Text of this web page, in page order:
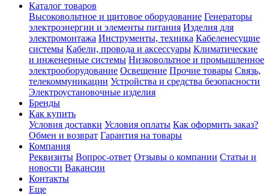
Каталог товаров
Высоковольтное и щитовое оборудование Генераторы
электроэнергии и элементы питания Изделия для
электромонтажа Инструменты, техника Кабеленесущие
системы Кабели, провода и аксессуары Климатические
и инженерные системы Низковольтное и промышленное
электрооборудование Освещение Прочие товары Связь,
телекоммуникации Устройства и средства безопасности
Электроустановочные изделия
Бренды
Как купить
Условия доставки Условия оплаты Как оформить заказ?
Обмен и возврат Гарантия на товары
Компания
Реквизиты Вопрос-ответ Отзывы о компании Статьи и
новости Вакансии
Контакты
Еще